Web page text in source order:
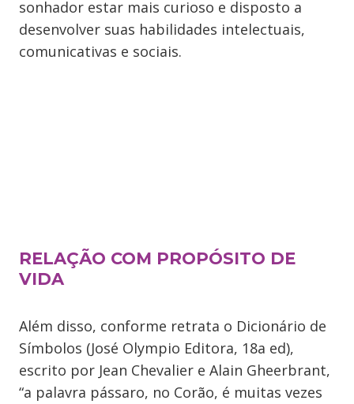
sonhador estar mais curioso e disposto a
desenvolver suas habilidades intelectuais,
comunicativas e sociais.
RELAÇÃO COM PROPÓSITO DE
VIDA
Além disso, conforme retrata o Dicionário de
Símbolos (José Olympio Editora, 18a ed),
escrito por Jean Chevalier e Alain Gheerbrant,
“a palavra pássaro, no Corão, é muitas vezes